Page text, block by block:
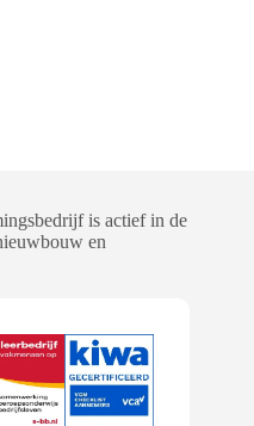
is actief in de
en